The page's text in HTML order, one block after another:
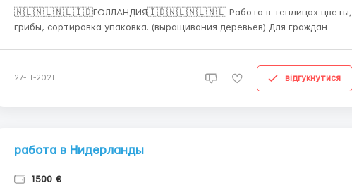
🇳🇱🇳🇱🇳🇱🇮🇩ГОЛЛАНДИЯ🇮🇩🇳🇱🇳🇱🇳🇱 Работа в теплицах цветы,
грибы, сортировка упаковка. (выращивания деревьев) Для граждан
Ограничение с местами. Требования: •женщины, мужчины до 55л...
27-11-2021 відгукнутися
работа в Нидерланды
1500 €